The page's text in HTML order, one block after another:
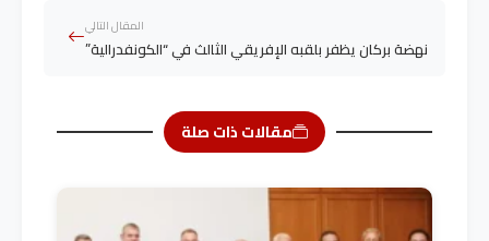
المقال التالي
نهضة بركان يظفر بلقبه الإفريقي الثالث في “الكونفدرالية”
مقالات ذات صلة